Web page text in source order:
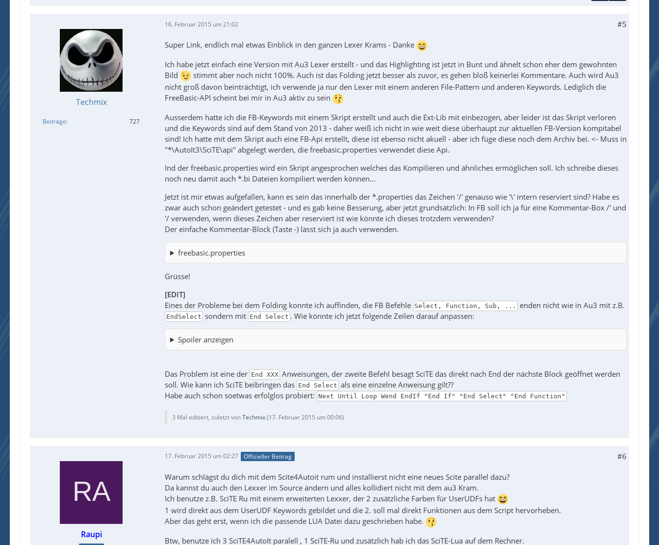
Techmix
Beiträge 727
16. Februar 2015 um 21:02 #5
Super Link, endlich mal etwas Einblick in den ganzen Lexer Krams - Danke
Ich habe jetzt einfach eine Version mit Au3 Lexer erstellt - und das Highlighting ist jetzt in Bunt und ähnelt schon eher dem gewohnten
Bild
stimmt aber noch nicht 100%. Auch ist das Folding jetzt besser als zuvor, es gehen bloß keinerlei Kommentare. Auch wird Au3
nicht groß davon beinträchtigt, ich verwende ja nur den Lexer mit einem anderen File-Pattern und anderen Keywords. Lediglich die
FreeBasic-API scheint bei mir in Au3 aktiv zu sein
Ausserdem hatte ich die FB-Keywords mit einem Skript erstellt und auch die Ext-Lib mit einbezogen, aber leider ist das Skript verloren
und die Keywords sind auf dem Stand von 2013 - daher weiß ich nicht in wie weit diese überhaupt zur aktuellen FB-Version kompitabel
sind! Ich hatte mit dem Skript auch eine FB-Api erstellt, diese ist ebenso nicht akuell - aber ich füge diese noch dem Archiv bei. <- Muss in
"*\AutoIt3\SciTE\api" abgelegt werden, die freebasic.properties verwendet diese Api.
Ind der freebasic.properties wird ein Skript angesprochen welches das Kompilieren und ähnliches ermöglichen soll. Ich schreibe dieses
noch neu damit auch *.bi Dateien kompiliert werden können...
Jetzt ist mir etwas aufgefallen, kann es sein das innerhalb der *.properties das Zeichen '/' genauso wie '\' intern reserviert sind? Habe es
zwar auch schon geändert getestet - und es gab keine Besserung, aber jetzt grundsätzlich: In FB soll ich ja für eine Kommentar-Box /' und
'/ verwenden, wenn dieses Zeichen aber reserviert ist wie könnte ich dieses trotzdem verwenden?
Der einfache Kommentar-Block (Taste -) lässt sich ja auch verwenden.
freebasic.properties
Grüsse!
[EDIT]
Eines der Probleme bei dem Folding konnte ich auffinden, die FB Befehle Select, Function, Sub, ... enden nicht wie in Au3 mit z.B.
EndSelect sondern mit End Select . Wie könnte ich jetzt folgende Zeilen darauf anpassen:
Spoiler anzeigen
Das Problem ist eine der End XXX Anweisungen, der zweite Befehl besagt SciTE das direkt nach End der nächste Block geöffnet werden
soll. Wie kann ich SciTE beibringen das End Select als eine einzelne Anweisung gilt??
Habe auch schon soetwas erfolglos probiert: Next Until Loop Wend EndIf "End If" "End Select" "End Function"
3 Mal editiert, zuletzt vonTechmix(17. Februar 2015 um 00:06)
Raupi
17. Februar 2015 um 02:27 Offizieller Beitrag #6
Warum schlägst du dich mit dem Scite4Autoit rum und installierst nicht eine neues Scite parallel dazu?
Da kannst du auch den Lexxer im Source ändern und alles kollidiert nicht mit dem au3 Kram.
Ich benutze z.B. SciTE Ru mit einem erweiterten Lexxer, der 2 zusätzliche Farben für UserUDFs hat
1 wird direkt aus dem UserUDF Keywords gebildet und die 2. soll mal direkt Funktionen aus dem Script hervorheben.
Aber das geht erst, wenn ich die passende LUA Datei dazu geschrieben habe.
Btw, benutze ich 3 SciTE4AutoIt paralell , 1 SciTE-Ru und zusätzlich hab ich das SciTE-Lua auf dem Rechner.